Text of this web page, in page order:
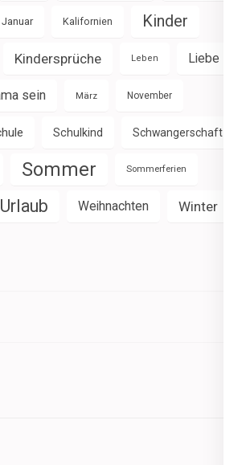
Januar Kalifornien Kinder
Kindersprüche Leben Liebe
sein März November
Schulkind Schwangerschaft
Sommer Sommerferien
Urlaub Weihnachten Winter